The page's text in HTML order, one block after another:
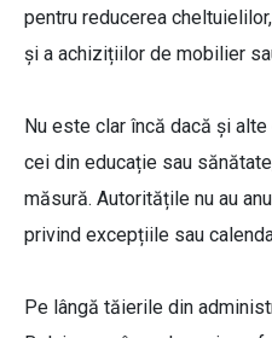
pentru reducerea
și a achizițiilor de mobilier
Nu este clar încă dacă și
cei din educație sau
măsură. Autoritățile nu au
privind excepțiile sau
Pe lângă tăierile din